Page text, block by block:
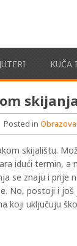
KUČA
skijanja
Posted in
skijalištu.
idući termin, a
se znaju i prije
No, postoji i još
koji uključuju